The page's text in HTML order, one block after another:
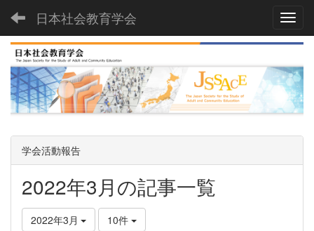
日本社会教育学会
学会活動報告
2022年3月の記事一覧
2022年3月 10件